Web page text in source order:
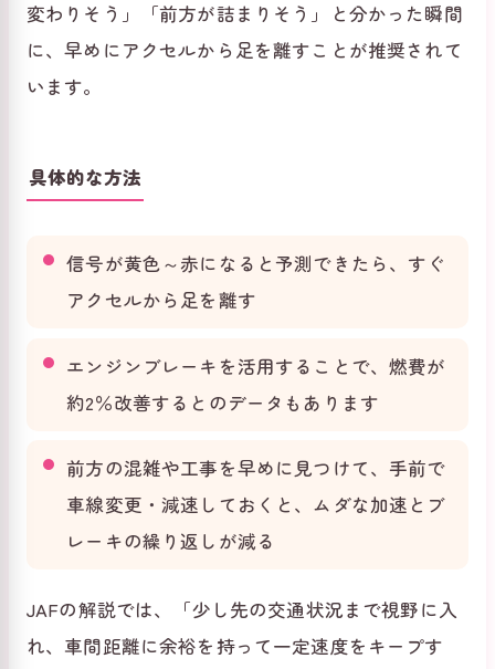
変わりそう」「前方が詰まりそう」と分かった瞬間
に、早めにアクセルから足を離すことが推奨されて
います。
具体的な方法
信号が黄色～赤になると予測できたら、すぐ
アクセルから足を離す
エンジンブレーキを活用することで、燃費が
約2％改善するとのデータもあります
前方の混雑や工事を早めに見つけて、手前で
車線変更・減速しておくと、ムダな加速とブ
レーキの繰り返しが減る
JAFの解説では、「少し先の交通状況まで視野に入
れ、車間距離に余裕を持って一定速度をキープす